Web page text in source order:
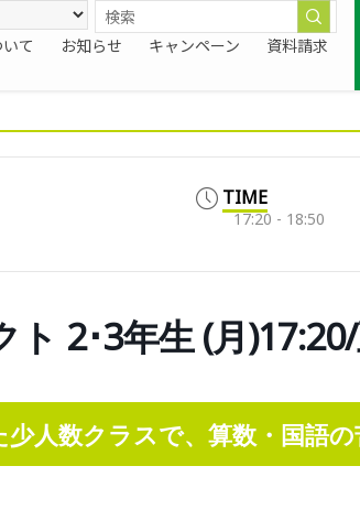
て お知らせ キャンペーン 資料請求
TIME
17:20 - 18:50
ト 2･3年生 (月
人数クラスで、算数・国語